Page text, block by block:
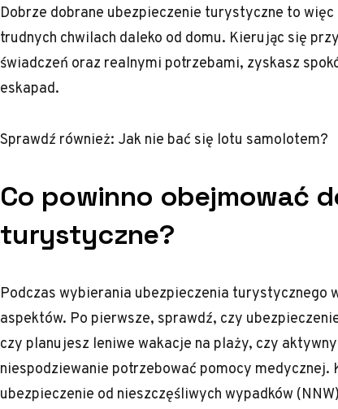
Dobrze dobrane ubezpieczenie turystyczne to
trudnych chwilach daleko od domu. Kierując się
świadczeń oraz realnymi potrzebami, zyskasz
eskapad.
Sprawdź również: Jak nie bać się lotu samolotem?
Co powinno obejmować
turystyczne?
Podczas wybierania ubezpieczenia turystycznego
aspektów. Po pierwsze, sprawdź, czy
czy planujesz leniwe wakacje na plaży, czy
niespodziewanie potrzebować pomocy
ubezpieczenie od nieszczęśliwych wypadków